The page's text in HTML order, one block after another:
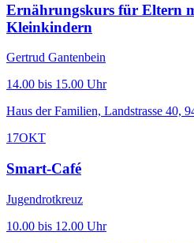
Ernährungskurs für Eltern
Kleinkindern
Gertrud Gantenbein
14.00 bis 15.00 Uhr
Haus der Familien, Landstrasse 40,
17OKT
Smart-Café
Jugendrotkreuz
10.00 bis 12.00 Uhr